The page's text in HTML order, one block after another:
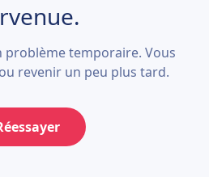
problème temporaire. Vous
revenir un peu plus tard.